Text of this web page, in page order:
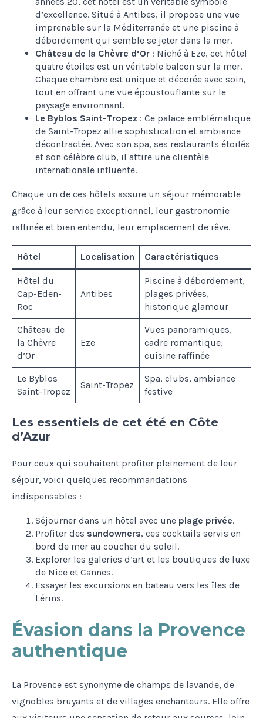
d’excellence. Situé à Antibes, il propose une vue
imprenable sur la Méditerranée et une piscine à
débordement qui semble se jeter dans la mer.
Château de la Chèvre d’Or : Niché à Eze, cet hôtel
quatre étoiles est un véritable balcon sur la mer.
Chaque chambre est unique et décorée avec soin,
tout en offrant une vue époustouflante sur le
paysage environnant.
Le Byblos Saint-Tropez : Ce palace emblématique
de Saint-Tropez allie sophistication et ambiance
décontractée. Avec son spa, ses restaurants étoilés
et son célèbre club, il attire une clientèle
internationale influente.
Chaque un de ces hôtels assure un séjour mémorable
grâce à leur service exceptionnel, leur gastronomie
raffinée et bien entendu, leur emplacement de rêve.
Hôtel Localisation Caractéristiques
Hôtel du
Cap-Eden-
Roc
Antibes
Piscine à débordement,
plages privées,
historique glamour
Château de
la Chèvre
d’Or
Eze
Vues panoramiques,
cadre romantique,
cuisine raffinée
Le Byblos
Saint-Tropez
Saint-Tropez
Spa, clubs, ambiance
festive
Les essentiels de cet été en Côte
d’Azur
Pour ceux qui souhaitent profiter pleinement de leur
séjour, voici quelques recommandations
indispensables :
Séjourner dans un hôtel avec une plage privée.
Profiter des sundowners, ces cocktails servis en
bord de mer au coucher du soleil.
Explorer les galeries d’art et les boutiques de luxe
de Nice et Cannes.
Essayer les excursions en bateau vers les îles de
Lérins.
Évasion dans la Provence
authentique
La Provence est synonyme de champs de lavande, de
vignobles bruyants et de villages enchanteurs. Elle offre